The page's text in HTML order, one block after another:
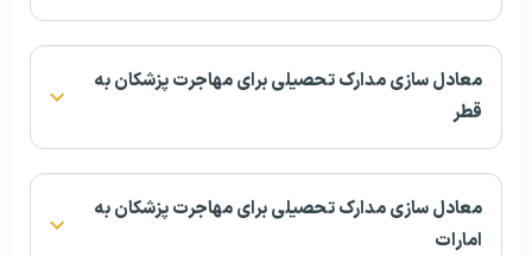
معادل سازی مدارک تحصیلی برای مهاجرت پزشکان به
قطر
معادل سازی مدارک تحصیلی برای مهاجرت پزشکان به
امارات